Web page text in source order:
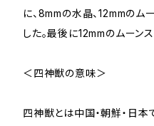
に、8mmの水晶、12mmのム
した。最後に12mmのムーン
＜四神獣の意味＞
四神獣とは中国・朝鮮・日